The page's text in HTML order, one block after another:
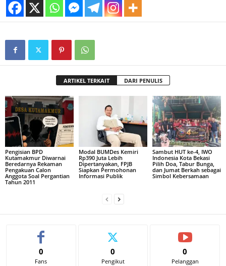
ARTIKEL TERKAIT DARI PENULIS
Pengisian BPD
Kutamakmur Diwarnai
Beredarnya Rekaman
Pengakuan Calon
Anggota Soal Pergantian
Tahun 2011
Modal BUMDes Kemiri
Rp390 Juta Lebih
Dipertanyakan, FPJB
Siapkan Permohonan
Informasi Publik
Sambut HUT ke-4, IWO
Indonesia Kota Bekasi
Pilih Doa, Tabur Bunga,
dan Jumat Berkah sebagai
Simbol Kebersamaan
0
Fans
0
Pengikut
0
Pelanggan